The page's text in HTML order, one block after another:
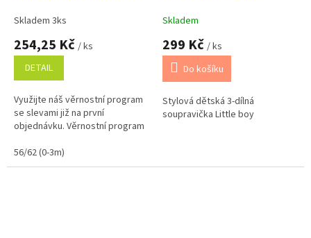
Skladem 3ks
254,25 Kč / ks
DETAIL
Využijte náš věrnostní program
se slevami již na první
objednávku. Věrnostní program
56/62 (0-3m)
Skladem
299 Kč / ks
Do košíku
Stylová dětská 3-dílná
soupravička Little boy